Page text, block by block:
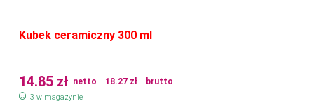
Kubek ceramiczny 300 ml
14.85 zł netto 18.27 zł brutto
3 w magazynie